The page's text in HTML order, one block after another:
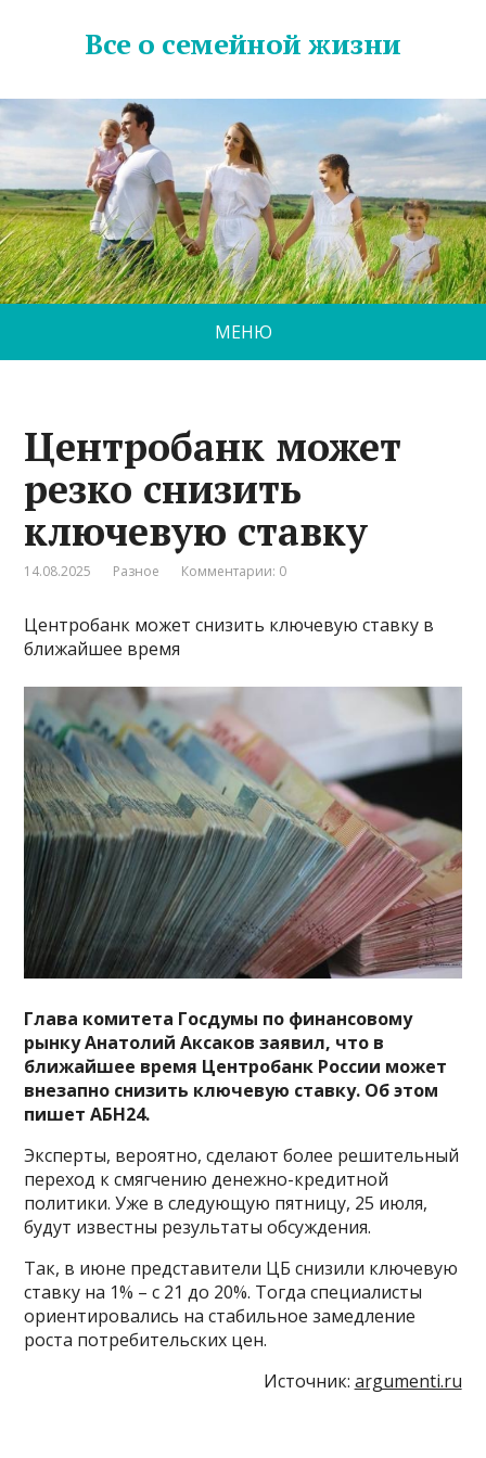
Все о семейной жизни
МЕНЮ
Центробанк может
резко снизить
ключевую ставку
14.08.2025 Разное Комментарии: 0
Центробанк может снизить ключевую ставку в
ближайшее время
Глава комитета Госдумы по финансовому
рынку Анатолий Аксаков заявил, что в
ближайшее время Центробанк России может
внезапно снизить ключевую ставку. Об этом
пишет АБН24.
Эксперты, вероятно, сделают более решительный
переход к смягчению денежно-кредитной
политики. Уже в следующую пятницу, 25 июля,
будут известны результаты обсуждения.
Так, в июне представители ЦБ снизили ключевую
ставку на 1% – с 21 до 20%. Тогда специалисты
ориентировались на стабильное замедление
роста потребительских цен.
Источник: argumenti.ru